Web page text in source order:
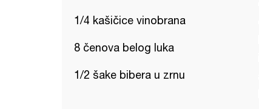
1/4 kašičice vinobrana
8 čenova belog luka
1/2 šake bibera u zrnu